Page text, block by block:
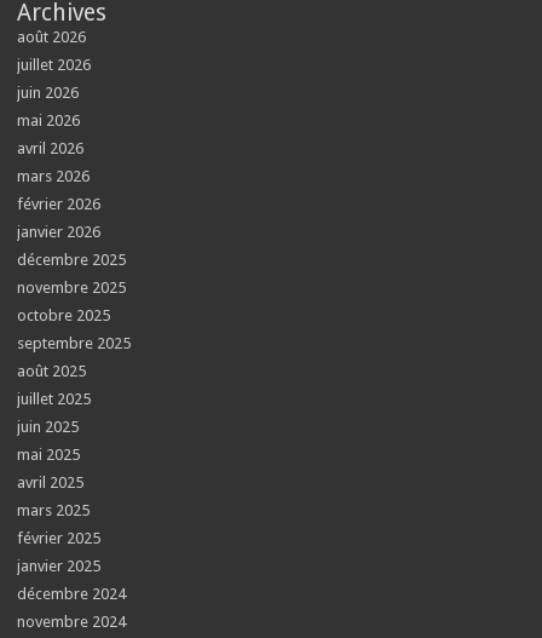
Archives
août 2026
juillet 2026
juin 2026
mai 2026
avril 2026
mars 2026
février 2026
janvier 2026
décembre 2025
novembre 2025
octobre 2025
septembre 2025
août 2025
juillet 2025
juin 2025
mai 2025
avril 2025
mars 2025
février 2025
janvier 2025
décembre 2024
novembre 2024